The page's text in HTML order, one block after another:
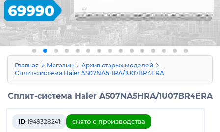
Доставка и оплата Оферта
Контакты
Главная Магазин
Архив старых моделей
Сплит-система Haier AS07NA5HRA/1U07BR4ERA
Сплит-система Haier AS07NA5HRA/1U07BR4ERA
ID 1949328241 снято с производства